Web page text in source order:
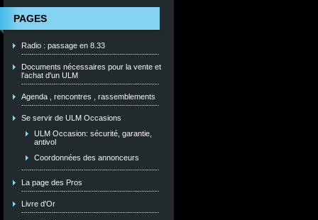
PAGES
Radio : passage en 8.33
Documents nécessaires pour la vente et
l'achat d'un ULM
Agenda , rencontres , rassemblements
Se servir de ULM Occasions
ULM Occasion: sécurité, garantie,
antivol
Coordonnées des annonceurs
La page des Pros
Livre d'Or